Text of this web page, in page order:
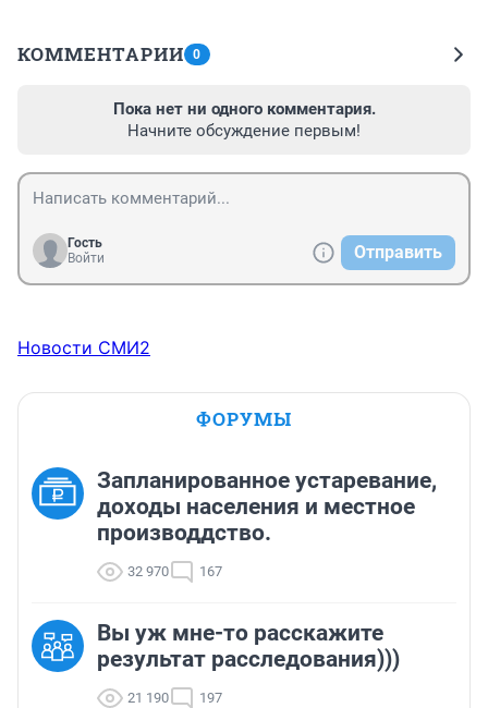
КОММЕНТАРИИ 0
Пока нет ни одного комментария.
Начните обсуждение первым!
Гость
Войти
Отправить
Новости СМИ2
ФОРУМЫ
Запланированное устаревание,
доходы населения и местное
производдство.
32 970 167
Вы уж мне-то расскажите
результат расследования)))
21 190 197